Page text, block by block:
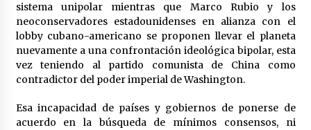
El resurgimiento del socialismo
3 días atrás
sistema unipolar mientras que Marco Rubio y los
neoconservadores estadounidenses en alianza con el
lobby cubano-americano se proponen llevar el planeta
nuevamente a una confrontación ideológica bipolar, esta
vez teniendo al partido comunista de China como
contradictor del poder imperial de Washington.
Esa incapacidad de países y gobiernos de ponerse de
acuerdo en la búsqueda de mínimos consensos, ni